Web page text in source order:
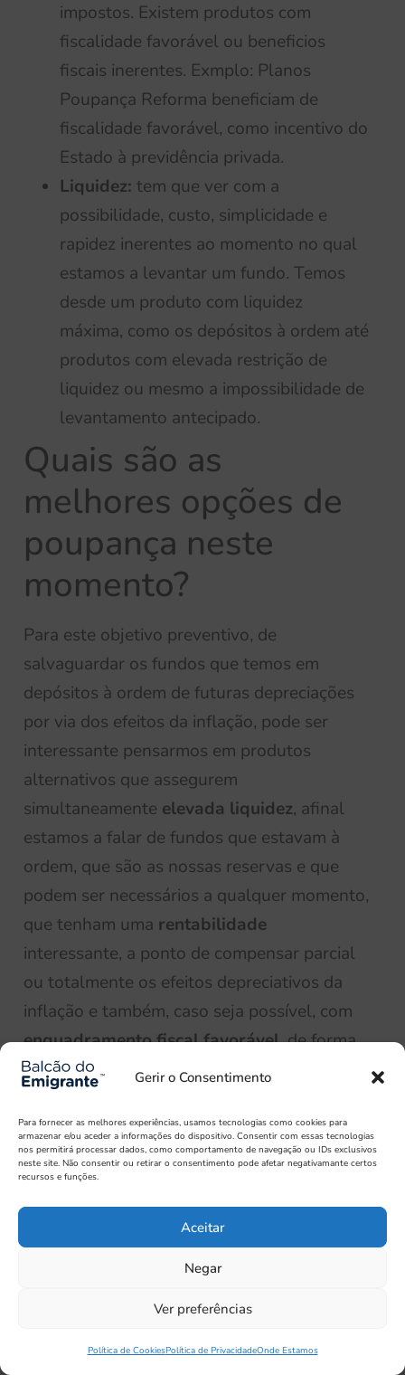
Gerir o Consentimento
Para fornecer as melhores experiências, usamos tecnologias como cookies para
armazenar e/ou aceder a informações do dispositivo. Consentir com essas tecnologias
nos permitirá processar dados, como comportamento de navegação ou IDs exclusivos
neste site. Não consentir ou retirar o consentimento pode afetar negativamante certos
recursos e funções.
Aceitar
Negar
Ver preferências
Política de CookiesPolítica de PrivacidadeOnde Estamos
impostos. Existem produtos com
fiscalidade favorável ou beneficios
fiscais inerentes. Exmplo: Planos
Poupança Reforma beneficiam de
fiscalidade favorável, como incentivo do
Estado à previdência privada.
Liquidez: tem que ver com a
possibilidade, custo, simplicidade e
rapidez inerentes ao momento no qual
estamos a levantar um fundo. Temos
desde um produto com liquidez
máxima, como os depósitos à ordem até
produtos com elevada restrição de
liquidez ou mesmo a impossibilidade de
levantamento antecipado.
Quais são as
melhores opções de
poupança neste
momento?
Para este objetivo preventivo, de
salvaguardar os fundos que temos em
depósitos à ordem de futuras depreciações
por via dos efeitos da inflação, pode ser
interessante pensarmos em produtos
alternativos que assegurem
simultaneamente elevada liquidez, afinal
estamos a falar de fundos que estavam à
ordem, que são as nossas reservas e que
podem ser necessários a qualquer momento,
que tenham uma rentabilidade
interessante, a ponto de compensar parcial
ou totalmente os efeitos depreciativos da
inflação e também, caso seja possível, com
enquadramento fiscal favorável, de forma
a conseguirmos obter anualmente, e
Considerando estas características, há um
largo conjunto de produtos disponíveis no
mercado português, geralmente
disponibilizados pelos bancos ou
seguradoras, como por exemplo os
iniciar a constituição de uma poupança de
refúgio e para a vida.